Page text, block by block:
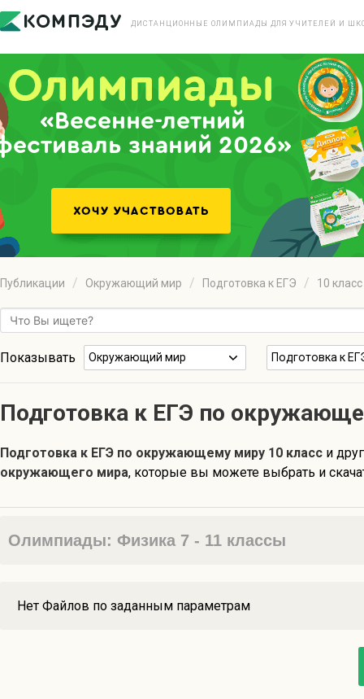
ДИСТАНЦИОННЫЕ ОЛИМПИАДЫ ДЛЯ УЧИТЕЛЕЙ И
«Весенне-летний
знаний 2026»
Публикации Окружающий мир Подготовка к ЕГЭ 10 класс
Показывать Окружающий мир Подготовка к
Подготовка к ЕГЭ по
Подготовка к ЕГЭ по окружающему миру 10 класс и
окружающего мира, которые вы можете выбрать и
Олимпиады: Физика 7 - 11 классы
Нет Файлов по заданным параметрам